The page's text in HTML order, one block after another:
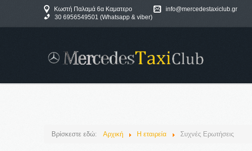
Κωστή Παλαμά 6α Καματερο info@mercedestaxiclub.gr
30 6956549501 (Whatsapp & viber)
Pulman.
Βρίσκεστε εδώ: Αρχική Η εταιρεία Συχνές Ερωτήσεις